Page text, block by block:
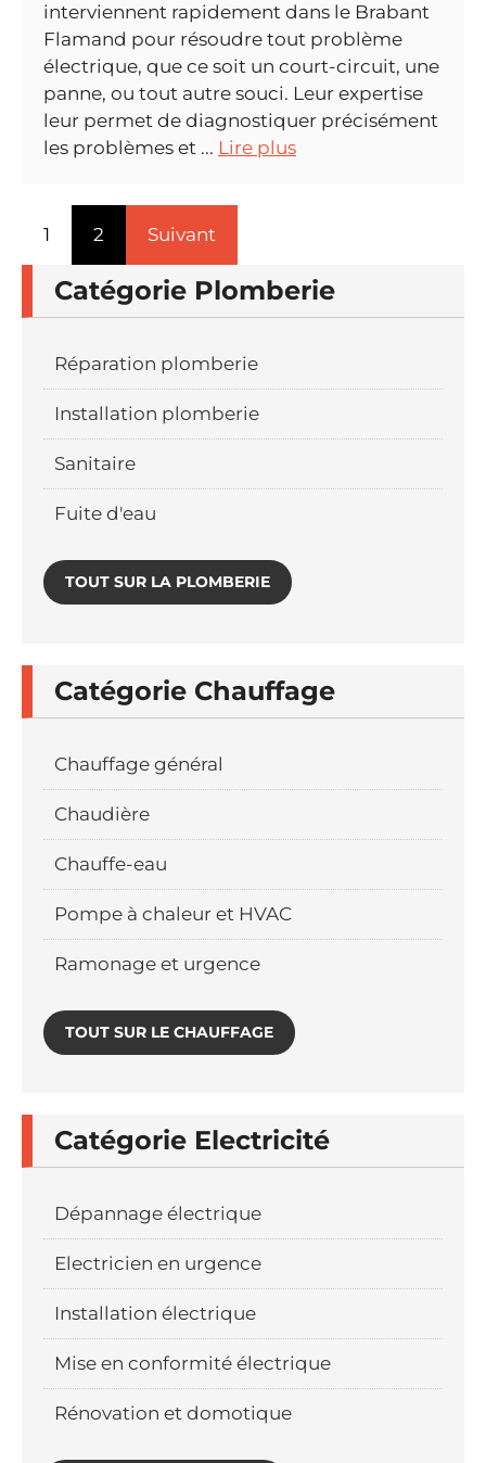
interviennent rapidement dans le Brabant
Flamand pour résoudre tout problème
électrique, que ce soit un court-circuit, une
panne, ou tout autre souci. Leur expertise
leur permet de diagnostiquer précisément
les problèmes et ... Lire plus
1 2 Suivant
Catégorie Plomberie
Réparation plomberie
Installation plomberie
Sanitaire
Fuite d'eau
TOUT SUR LA PLOMBERIE
Catégorie Chauffage
Chauffage général
Chaudière
Chauffe-eau
Pompe à chaleur et HVAC
Ramonage et urgence
TOUT SUR LE CHAUFFAGE
Catégorie Electricité
Dépannage électrique
Electricien en urgence
Installation électrique
Mise en conformité électrique
Rénovation et domotique